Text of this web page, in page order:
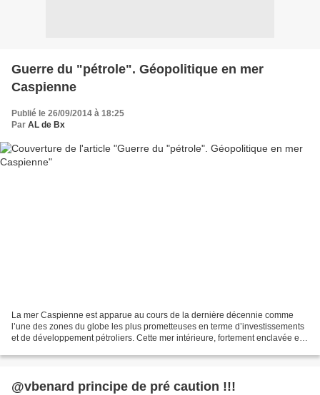
Guerre du "pétrole". Géopolitique en mer
Caspienne
Publié le 26/09/2014 à 18:25
Par AL de Bx
La mer Caspienne est apparue au cours de la dernière décennie comme
l’une des zones du globe les plus prometteuses en terme d’investissements
et de développement pétroliers. Cette mer intérieure, fortement enclavée est
@vbenard principe de pré caution !!!